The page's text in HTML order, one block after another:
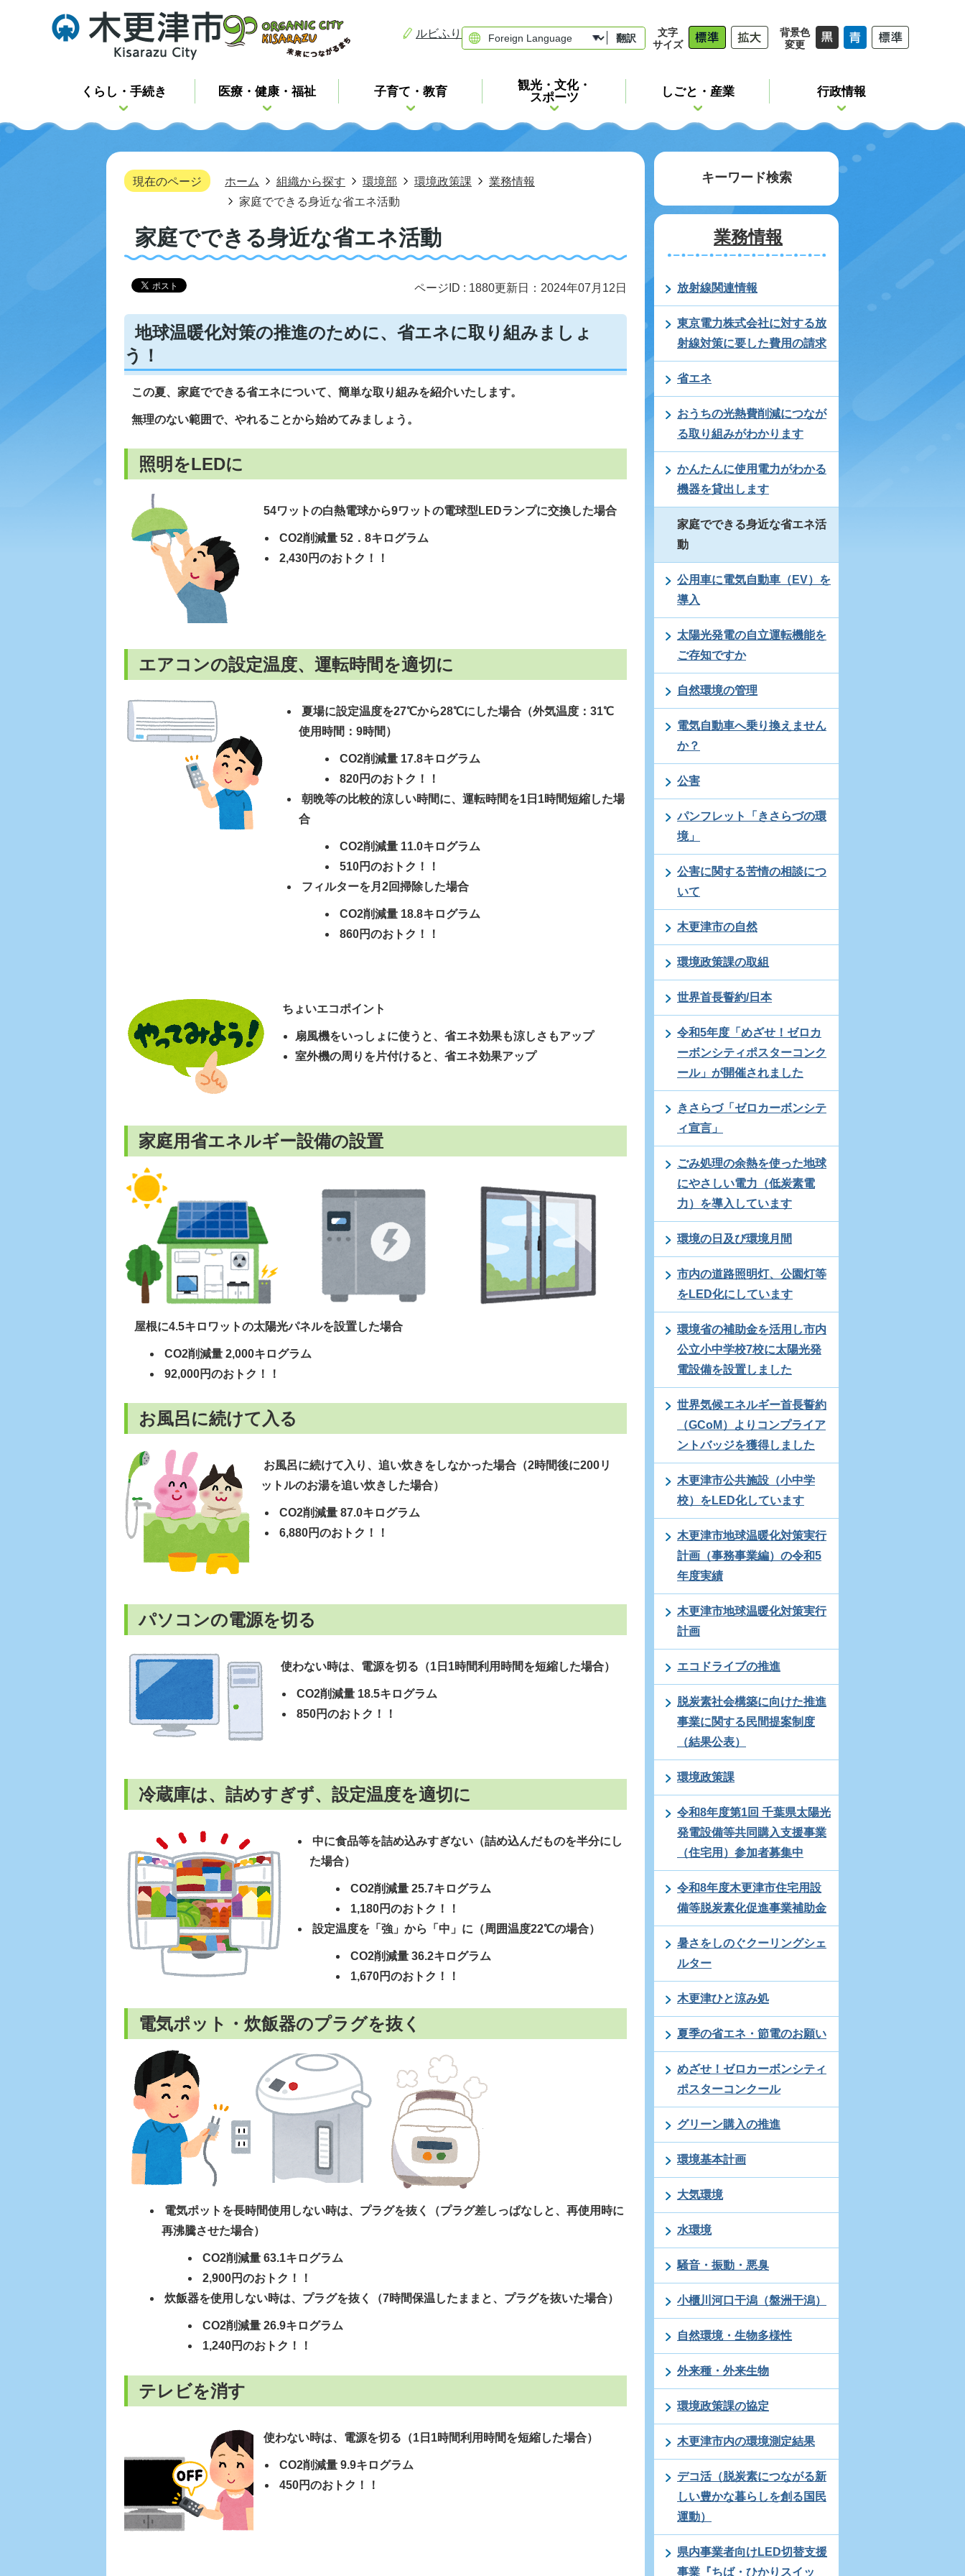
ルビふり 翻訳
文字
サイズ
背景色
変更
くらし・手続き 医療・健康・福祉 子育て・教育
観光・文化・
スポーツ
しごと・産業 行政情報
現在のページ ホーム 組織から探す 環境部 環境政策課
業務情報
家庭でできる身近な省エネ活動
家庭でできる身近な省エネ活動
ページID : 1880更新日：2024年07月12日
地球温暖化対策の推進のために、省エネに取り組みましょ
う！
この夏、家庭でできる省エネについて、簡単な取り組みを紹介いたします。
無理のない範囲で、やれることから始めてみましょう。
照明をLEDに
54ワットの白熱電球から9ワットの電球型LEDランプに交換した場合
CO2削減量 52．8キログラム
2,430円のおトク！！
エアコンの設定温度、運転時間を適切に
夏場に設定温度を27℃から28℃にした場合（外気温度：31℃
使用時間：9時間）
CO2削減量 17.8キログラム
820円のおトク！！
朝晩等の比較的涼しい時間に、運転時間を1日1時間短縮した場
合
CO2削減量 11.0キログラム
510円のおトク！！
フィルターを月2回掃除した場合
CO2削減量 18.8キログラム
860円のおトク！！
ちょいエコポイント
扇風機をいっしょに使うと、省エネ効果も涼しさもアップ
室外機の周りを片付けると、省エネ効果アップ
家庭用省エネルギー設備の設置
屋根に4.5キロワットの太陽光パネルを設置した場合
CO2削減量 2,000キログラム
92,000円のおトク！！
お風呂に続けて入る
お風呂に続けて入り、追い炊きをしなかった場合（2時間後に200リ
ットルのお湯を追い炊きした場合）
CO2削減量 87.0キログラム
6,880円のおトク！！
パソコンの電源を切る
使わない時は、電源を切る（1日1時間利用時間を短縮した場合）
CO2削減量 18.5キログラム
850円のおトク！！
冷蔵庫は、詰めすぎず、設定温度を適切に
中に食品等を詰め込みすぎない（詰め込んだものを半分にし
た場合）
CO2削減量 25.7キログラム
1,180円のおトク！！
設定温度を「強」から「中」に（周囲温度22℃の場合）
CO2削減量 36.2キログラム
1,670円のおトク！！
電気ポット・炊飯器のプラグを抜く
電気ポットを長時間使用しない時は、プラグを抜く（プラグ差しっぱなしと、再使用時に
再沸騰させた場合）
CO2削減量 63.1キログラム
2,900円のおトク！！
炊飯器を使用しない時は、プラグを抜く（7時間保温したままと、プラグを抜いた場合）
CO2削減量 26.9キログラム
1,240円のおトク！！
テレビを消す
使わない時は、電源を切る（1日1時間利用時間を短縮した場合）
CO2削減量 9.9キログラム
450円のおトク！！
キーワード検索
業務情報
放射線関連情報
東京電力株式会社に対する放
射線対策に要した費用の請求
省エネ
おうちの光熱費削減につなが
る取り組みがわかります
かんたんに使用電力がわかる
機器を貸出します
家庭でできる身近な省エネ活
動
公用車に電気自動車（EV）を
導入
太陽光発電の自立運転機能を
ご存知ですか
自然環境の管理
電気自動車へ乗り換えません
か？
公害
パンフレット「きさらづの環
境」
公害に関する苦情の相談につ
いて
木更津市の自然
環境政策課の取組
世界首長誓約/日本
令和5年度「めざせ！ゼロカ
ーボンシティポスターコンク
ール」が開催されました
きさらづ「ゼロカーボンシテ
ィ宣言」
ごみ処理の余熱を使った地球
にやさしい電力（低炭素電
力）を導入しています
環境の日及び環境月間
市内の道路照明灯、公園灯等
をLED化にしています
環境省の補助金を活用し市内
公立小中学校7校に太陽光発
電設備を設置しました
世界気候エネルギー首長誓約
（GCoM）よりコンプライア
ントバッジを獲得しました
木更津市公共施設（小中学
校）をLED化しています
木更津市地球温暖化対策実行
計画（事務事業編）の令和5
年度実績
木更津市地球温暖化対策実行
計画
エコドライブの推進
脱炭素社会構築に向けた推進
事業に関する民間提案制度
（結果公表）
環境政策課
令和8年度第1回 千葉県太陽光
発電設備等共同購入支援事業
（住宅用）参加者募集中
令和8年度木更津市住宅用設
備等脱炭素化促進事業補助金
暑さをしのぐクーリングシェ
ルター
木更津ひと涼み処
夏季の省エネ・節電のお願い
めざせ！ゼロカーボンシティ
ポスターコンクール
グリーン購入の推進
環境基本計画
大気環境
水環境
騒音・振動・悪臭
小櫃川河口干潟（盤洲干潟）
自然環境・生物多様性
外来種・外来生物
環境政策課の協定
木更津市内の環境測定結果
デコ活（脱炭素につながる新
しい豊かな暮らしを創る国民
運動）
県内事業者向けLED切替支援
事業『ちば・ひかりスイッ